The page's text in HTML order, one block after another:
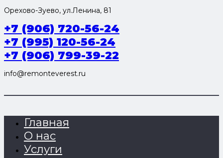
Орехово-Зуево, ул.Ленина, 81
+7 (906) 720-56-24
+7 (995) 120-56-24
+7 (906) 799-39-22
info@remonteverest.ru
Главная
О нас
Услуги